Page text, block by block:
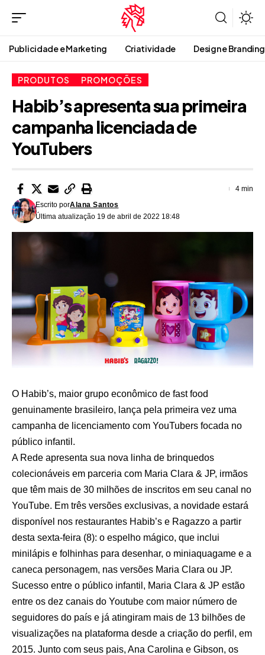
Publicidade e Marketing Criatividade Design e Branding
PRODUTOS PROMOÇÕES
Habib’s apresenta sua primeira
campanha licenciada de
YouTubers
Última atualização 19 de abril de 2022 18:48
Escrito porAlana Santos
4 min
O Habib’s, maior grupo econômico de fast food
genuinamente brasileiro, lança pela primeira vez uma
campanha de licenciamento com YouTubers focada no
público infantil.
A Rede apresenta sua nova linha de brinquedos
colecionáveis em parceria com Maria Clara & JP, irmãos
que têm mais de 30 milhões de inscritos em seu canal no
YouTube. Em três versões exclusivas, a novidade estará
disponível nos restaurantes Habib’s e Ragazzo a partir
desta sexta-feira (8): o espelho mágico, que inclui
minilápis e folhinhas para desenhar, o miniaquagame e a
caneca personagem, nas versões Maria Clara ou JP.
Sucesso entre o público infantil, Maria Clara & JP estão
entre os dez canais do Youtube com maior número de
seguidores do país e já atingiram mais de 13 bilhões de
visualizações na plataforma desde a criação do perfil, em
2015. Junto com seus pais, Ana Carolina e Gibson, os